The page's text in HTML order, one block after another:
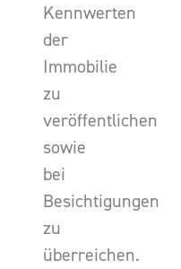
Kennwerten
der
Immobilie
zu
veröffentlichen
sowie
bei
Besichtigungen
zu
überreichen.